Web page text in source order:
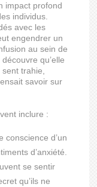
impact profond
individus.
avec les
engendrer un
au sein de
qu’elle
trahie,
savoir sur
inclure :
conscience d’un
d’anxiété.
se sentir
qu’ils ne